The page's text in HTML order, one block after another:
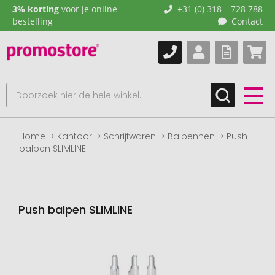
3% korting voor je online
bestelling
+31 (0) 318 – 728 788
Contact
Home Kantoor Schrijfwaren Balpennen
Push
balpen SLIMLINE
Push balpen SLIMLINE